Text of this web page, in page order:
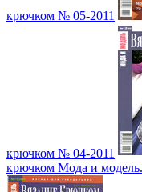
крючком № 05-2011
крючком № 04-2011
крючком Мода и